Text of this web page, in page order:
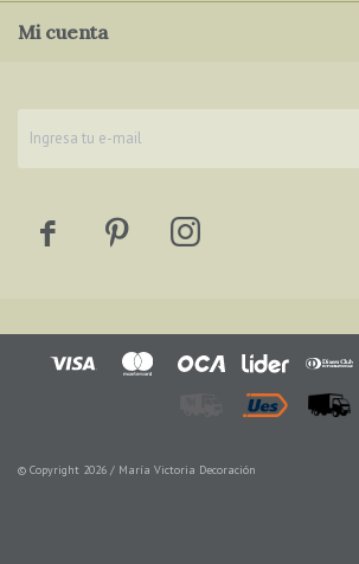
  
Mi cuenta
© Copyright 2026 / María Victoria Decoración